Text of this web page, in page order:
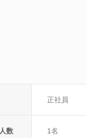
正社員
数 1名